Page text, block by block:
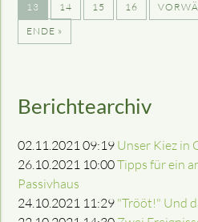
13
14 15 16
ENDE »
Berichtearchiv
02.11.2021 09:19 Unser Kiez in
26.10.2021 10:00Tipps für ein
Passivhaus
24.10.2021 11:29 "Trööt!" Und